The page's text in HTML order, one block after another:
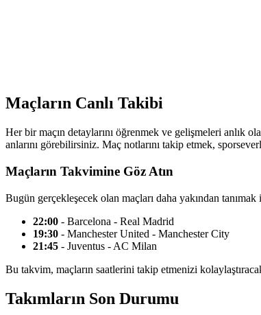
Maçların Canlı Takibi
Her bir maçın detaylarını öğrenmek ve gelişmeleri anlık
anlarını görebilirsiniz. Maç notlarını takip etmek,
Maçların Takvimine Göz Atın
Bugün gerçekleşecek olan maçları daha yakından
22:00 - Barcelona - Real Madrid
19:30 - Manchester United - Manchester City
21:45 - Juventus - AC Milan
Bu takvim, maçların saatlerini takip etmenizi
Takımların Son Durumu